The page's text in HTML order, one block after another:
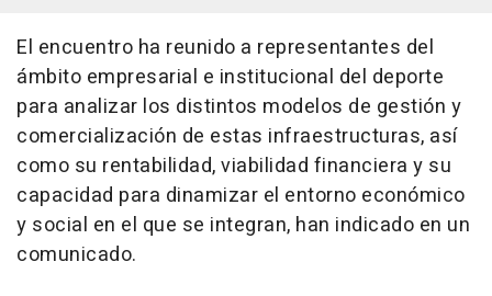
El encuentro ha reunido a representantes del
ámbito empresarial e institucional del deporte
para analizar los distintos modelos de gestión y
comercialización de estas infraestructuras, así
como su rentabilidad, viabilidad financiera y su
capacidad para dinamizar el entorno económico
y social en el que se integran, han indicado en un
comunicado.